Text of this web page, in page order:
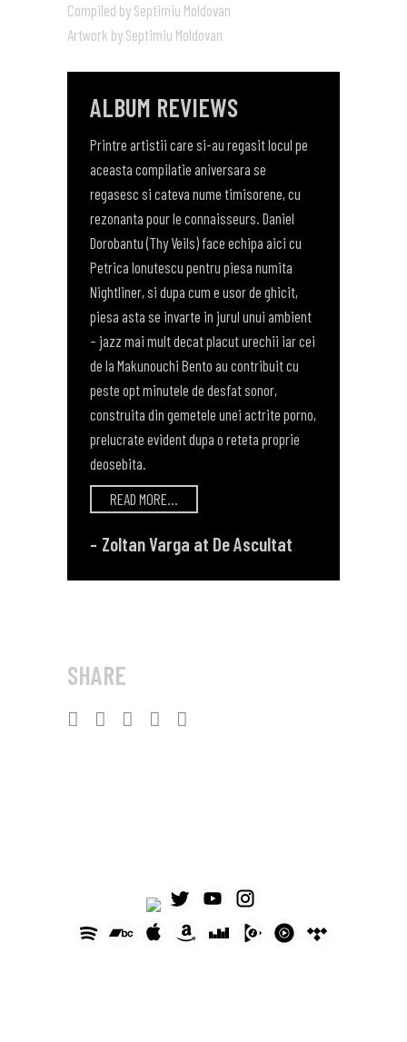
Compiled by Septimiu Moldovan
Artwork by Septimiu Moldovan
ALBUM REVIEWS
Printre artistii care si-au regasit locul pe
aceasta compilatie aniversara se
regasesc si cateva nume timisorene, cu
rezonanta pour le connaisseurs. Daniel
Dorobantu (Thy Veils) face echipa aici cu
Petrica Ionutescu pentru piesa numita
Nightliner, si dupa cum e usor de ghicit,
piesa asta se invarte in jurul unui ambient
– jazz mai mult decat placut urechii iar cei
de la Makunouchi Bento au contribuit cu
peste opt minutele de desfat sonor,
construita din gemetele unei actrite porno,
prelucrate evident dupa o reteta proprie
deosebita.
READ MORE...
Zoltan Varga at De Ascultat
SHARE